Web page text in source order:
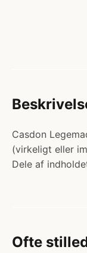
Casdon
(virkeligt eller
Dele af
Ofte